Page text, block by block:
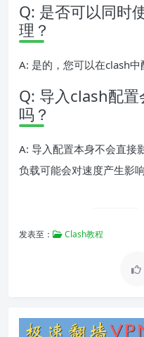
Q: 是否可以同时
理？
A: 是的，您可以在clash中
Q: 导入clash配
吗？
A: 导入配置本身不会直接
负载可能会对速度产生影响
发表至： Clash教程